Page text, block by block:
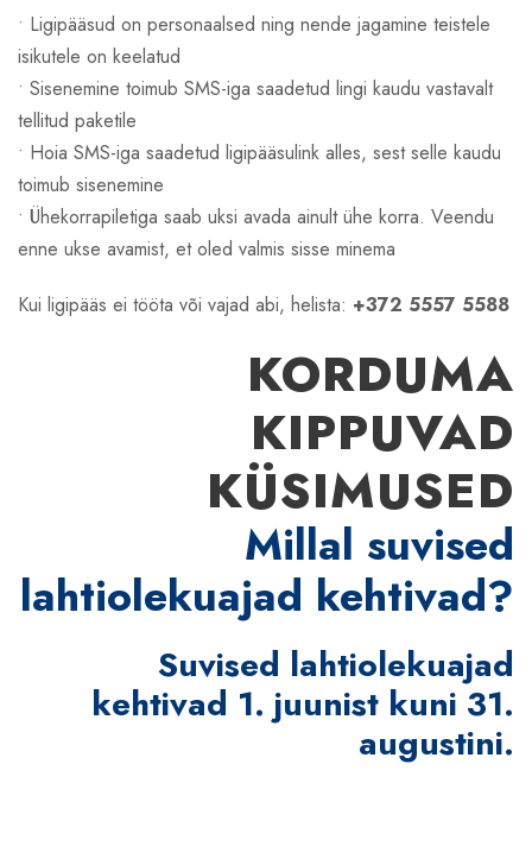
• Ligipääsud on personaalsed ning nende jagamine teistele
isikutele on keelatud
• Sisenemine toimub SMS-iga saadetud lingi kaudu vastavalt
tellitud paketile
• Hoia SMS-iga saadetud ligipääsulink alles, sest selle kaudu
toimub sisenemine
• Ühekorrapiletiga saab uksi avada ainult ühe korra. Veendu
enne ukse avamist, et oled valmis sisse minema
Kui ligipääs ei tööta või vajad abi, helista: +372 5557 5588
KORDUMA
KIPPUVAD
KÜSIMUSED
Millal suvised
lahtiolekuajad kehtivad?
Suvised lahtiolekuajad
kehtivad 1. juunist kuni 31.
augustini.